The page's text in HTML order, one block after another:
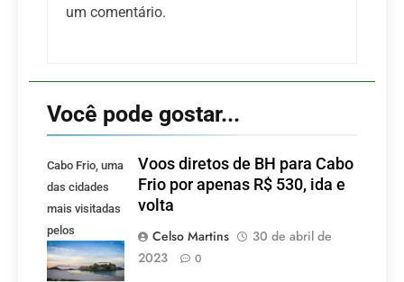
um comentário.
Você pode gostar...
Cabo Frio, uma
das cidades
mais visitadas
pelos
mineiros.
(Foto:
Voos diretos de BH para Cabo
Frio por apenas R$ 530, ida e
volta
Celso Martins
30 de abril de
2023
0